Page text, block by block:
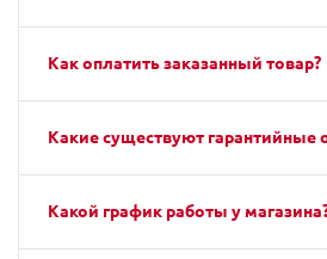
Как оплатить заказанный товар?
Какие существуют гарантийные
Какой график работы у